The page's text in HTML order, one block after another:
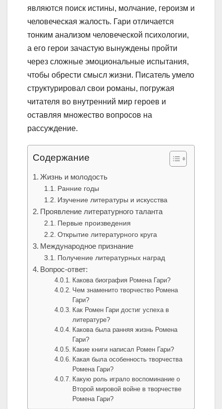
являются поиск истины, молчание, героизм и
человеческая жалость. Гари отличается
тонким анализом человеческой психологии,
а его герои зачастую вынуждены пройти
через сложные эмоциональные испытания,
чтобы обрести смысл жизни. Писатель умело
структурировал свои романы, погружая
читателя во внутренний мир героев и
оставляя множество вопросов на
рассуждение.
Содержание
Жизнь и молодость
Ранние годы
Изучение литературы и искусства
Проявление литературного таланта
Первые произведения
Открытие литературного круга
Международное признание
Получение литературных наград
Вопрос-ответ:
Какова биография Ромена Гари?
Чем знаменито творчество Ромена
Гари?
Как Ромен Гари достиг успеха в
литературе?
Какова была ранняя жизнь Ромена
Гари?
Какие книги написал Ромен Гари?
Какая была особенность творчества
Ромена Гари?
Какую роль играло воспоминание о
Второй мировой войне в творчестве
Ромена Гари?